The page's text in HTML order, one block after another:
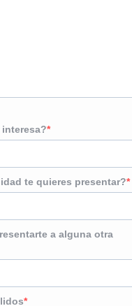
te quieres presentar?
a alguna otra